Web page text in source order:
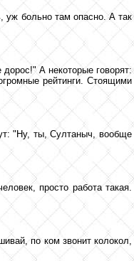
уж больно там опасно. А так
А некоторые говорят:
рейтинги. Стоящими
"Ну, ты, Султаныч, вообще
просто работа такая.
по ком звонит колокол,